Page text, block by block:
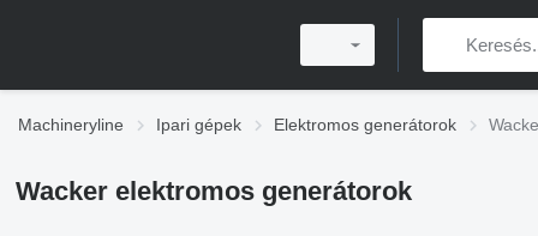
Machineryline Ipari gépek Elektromos generátorok
Wacker elektromos generátorok